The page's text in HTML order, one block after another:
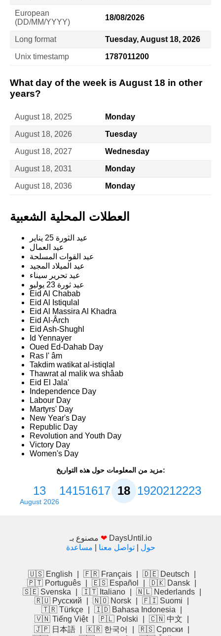
European
(DD/MM/YYYY)
18/08/2026
Long format Tuesday, August 18, 2026
Unix timestamp 1787011200
What day of the week is August 18 in other
years?
August 18, 2025 Monday
August 18, 2026 Tuesday
August 18, 2027 Wednesday
August 18, 2031 Monday
August 18, 2036 Monday
العطلات المحلية الشعبية
عيد الثورة 25 يناير
عيد العمال
عيد القوات المسلحة
عيد الميلاد المجيد
عيد تحرير سيناء
عيد ثورة 23 يوليو
Eid Al Chabab
Eid Al Istiqulal
Eid Al Massira Al Khadra
Eid Al-Ârch
Eid Ash-Shughl
Id Yennayer
Oued Ed-Dahab Day
Ras l' âm
Takdim watikat al-istiqlal
Thawrat al malik wa shâab
Eid El Jala'
Independence Day
Labour Day
Martyrs' Day
New Year's Day
Republic Day
Revolution and Youth Day
Victory Day
Women's Day
مزيد من المعلومات حول هذه التواريخ:
13
August 2026
14151617181920212223
❤ DaysUntil.io
حول |تواصل معنا مساعدة
🇺🇸 English 🇫🇷 Français 🇩🇪 Deutsch
🇵🇹 Português
🇪🇸 Español 🇩🇰 Dansk
🇸🇪 Svenska
🇮🇹 Italiano 🇳🇱 Nederlands
🇷🇺 Русский
🇳🇴 Norsk 🇫🇮 Suomi
🇹🇷 Türkçe
🇮🇩 Bahasa Indonesia
🇻🇳 Tiếng Việt
🇵🇱 Polski 🇨🇳 中文
🇯🇵 日本語
🇰🇷 한국어 🇷🇸 Српски